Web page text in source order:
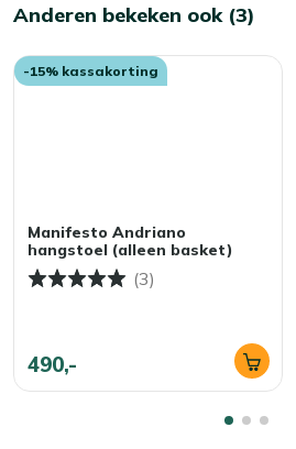
Anderen bekeken ook (3)
-15% kassakorting
Manifesto Andriano
hangstoel (alleen basket)
(3)
490,-